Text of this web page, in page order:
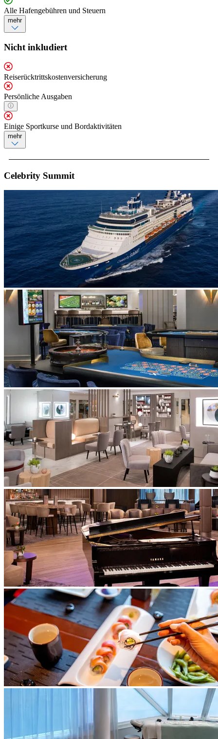
Alle Hafengebühren und Steuern
mehr
Nicht inkludiert
Reiserücktrittskostenversicherung
Persönliche Ausgaben
Einige Sportkurse und Bordaktivitäten
mehr
Celebrity Summit